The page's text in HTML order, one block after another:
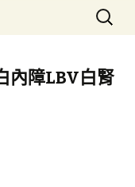
搜
尋
鍵
字:
內障LBV白腎